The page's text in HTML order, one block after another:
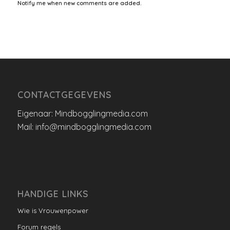
Notify me when new comments are added.
CONTACTGEGEVENS
Eigenaar: Mindbogglingmedia.com
Mail: info@mindbogglingmedia.com
HANDIGE LINKS
Wie is Vrouwenpower
Forum regels